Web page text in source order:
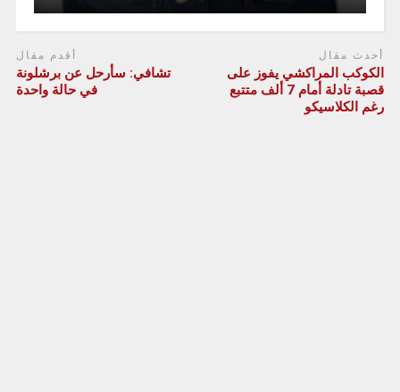
أحدث مقال
الكوكب المراكشي يفوز على
قصبة تادلة أمام 7 ألف متتبع
رغم الكلاسيكو
أقدم مقال
تشافي: سأرحل عن برشلونة
في حالة واحدة